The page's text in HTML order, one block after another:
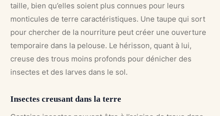
taille, bien qu’elles soient plus connues pour leurs
monticules de terre caractéristiques. Une taupe qui sort
pour chercher de la nourriture peut créer une ouverture
temporaire dans la pelouse. Le hérisson, quant à lui,
creuse des trous moins profonds pour dénicher des
insectes et des larves dans le sol.
Insectes creusant dans la terre